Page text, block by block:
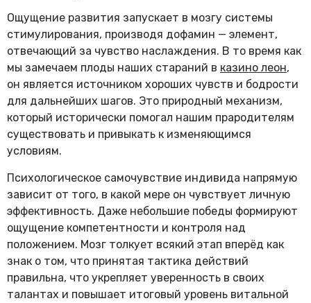
Ощущение развития запускает в мозгу системы
стимулирования, производя дофамин — элемент,
отвечающий за чувство наслаждения. В то время как
мы замечаем плоды наших стараний в казино леон,
он является источником хороших чувств и бодрости
для дальнейших шагов. Это природный механизм,
который исторически помогал нашим прародителям
существовать и привыкать к изменяющимся
условиям.
Психологическое самочувствие индивида напрямую
зависит от того, в какой мере он чувствует личную
эффективность. Даже небольшие победы формируют
ощущение компетентности и контроля над
положением. Мозг толкует всякий этап вперёд как
знак о том, что принятая тактика действий
правильна, что укрепляет уверенность в своих
талантах и повышает итоговый уровень витальной